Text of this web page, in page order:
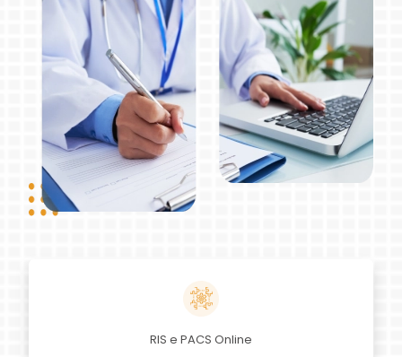
RIS e PACS Online